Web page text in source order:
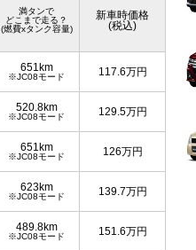
満タンで
どこまで走る？
(燃費xタンク容量)
新車時価格
(税込)
651km
※JC08モード 117.6万円
520.8km
※JC08モード 129.5万円
651km
※JC08モード 126万円
623km
※JC08モード 139.7万円
489.8km
※JC08モード 151.6万円